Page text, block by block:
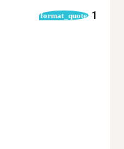
format_quote 1